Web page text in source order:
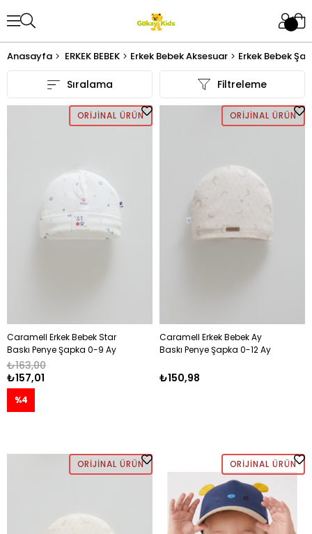
Anasayfa ERKEK BEBEK Erkek Bebek Aksesuar Erkek Bebek
Filtreleme
Sıralama
ORIJINAL ÜRÜN
Caramell Erkek Bebek Star
Baskı Penye Şapka 0-9 Ay
EKRU
₺157,01
₺163,00
%4
ORIJINAL ÜRÜN
Caramell Erkek Bebek Ay
Baskı Penye Şapka 0-12 Ay
₺150,98
ORIJINAL ÜRÜN ORIJINAL ÜRÜN